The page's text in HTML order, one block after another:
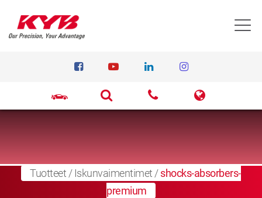
Tuotteet / Iskunvaimentimet /shocks-absorbers-
premium